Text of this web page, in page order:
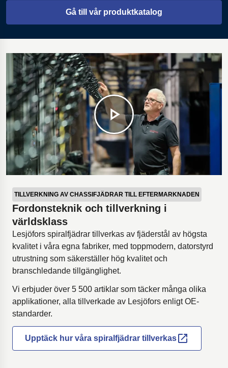
Gå till vår produktkatalog
Öppnas i en ny flik
TILLVERKNING AV CHASSIFJÄDRAR TILL EFTERMARKNADEN
Fordonsteknik och tillverkning i
världsklass
Lesjöfors spiralfjädrar tillverkas av fjäderstål av högsta
kvalitet i våra egna fabriker, med toppmodern, datorstyrd
utrustning som säkerställer hög kvalitet och
branschledande tillgänglighet.
Vi erbjuder över 5 500 artiklar som täcker många olika
applikationer, alla tillverkade av Lesjöfors enligt OE-
standarder.
Upptäck hur våra spiralfjädrar tillverkas